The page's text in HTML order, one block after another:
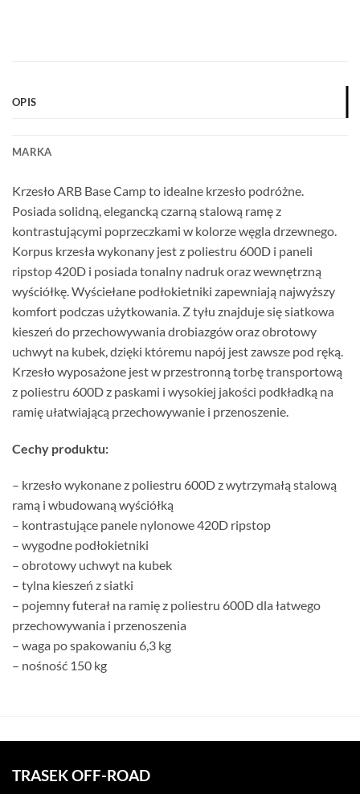
OPIS
MARKA
Krzesło ARB Base Camp to idealne krzesło podróżne.
Posiada solidną, elegancką czarną stalową ramę z
kontrastującymi poprzeczkami w kolorze węgla drzewnego.
Korpus krzesła wykonany jest z poliestru 600D i paneli
ripstop 420D i posiada tonalny nadruk oraz wewnętrzną
wyściółkę. Wyściełane podłokietniki zapewniają najwyższy
komfort podczas użytkowania. Z tyłu znajduje się siatkowa
kieszeń do przechowywania drobiazgów oraz obrotowy
uchwyt na kubek, dzięki któremu napój jest zawsze pod ręką.
Krzesło wyposażone jest w przestronną torbę transportową
z poliestru 600D z paskami i wysokiej jakości podkładką na
ramię ułatwiającą przechowywanie i przenoszenie.
Cechy produktu:
– krzesło wykonane z poliestru 600D z wytrzymałą stalową
ramą i wbudowaną wyściółką
– kontrastujące panele nylonowe 420D ripstop
– wygodne podłokietniki
– obrotowy uchwyt na kubek
– tylna kieszeń z siatki
– pojemny futerał na ramię z poliestru 600D dla łatwego
przechowywania i przenoszenia
– waga po spakowaniu 6,3 kg
– nośność 150 kg
TRASEK OFF-ROAD